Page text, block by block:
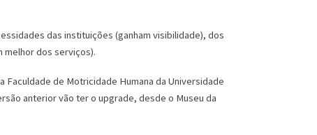
das instituições (ganham visibilidade), dos
melhor dos serviços).
Faculdade de Motricidade Humana da Universidade
anterior vão ter o upgrade, desde o Museu da